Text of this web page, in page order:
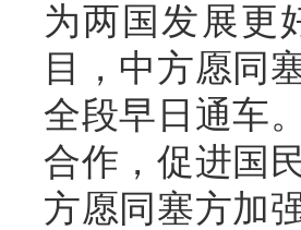
为两国发展更
目，中方愿同
全段早日通车
合作，促进国
方愿同塞方加